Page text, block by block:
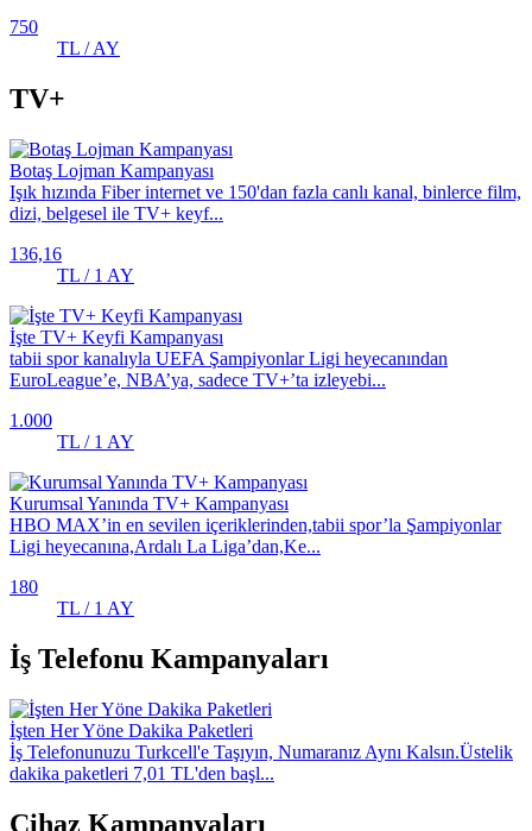
750
TL / AY
TV+
Botaş Lojman Kampanyası
Işık hızında Fiber internet ve 150'dan fazla canlı kanal, binlerce film,
dizi, belgesel ile TV+ keyf...
136,16
TL / 1 AY
İşte TV+ Keyfi Kampanyası
tabii spor kanalıyla UEFA Şampiyonlar Ligi heyecanından
EuroLeague’e, NBA’ya, sadece TV+’ta izleyebi...
1.000
TL / 1 AY
Kurumsal Yanında TV+ Kampanyası
HBO MAX’in en sevilen içeriklerinden,tabii spor’la Şampiyonlar
Ligi heyecanına,Ardalı La Liga’dan,Ke...
180
TL / 1 AY
İş Telefonu Kampanyaları
İşten Her Yöne Dakika Paketleri
İş Telefonunuzu Turkcell'e Taşıyın, Numaranız Aynı Kalsın.Üstelik
dakika paketleri 7,01 TL'den başl...
Cihaz Kampanyaları